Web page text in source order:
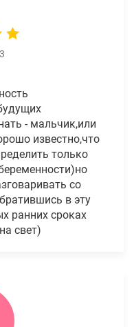
- мальчик,или
известно,что
только
со
в эту
ранних сроках
свет)